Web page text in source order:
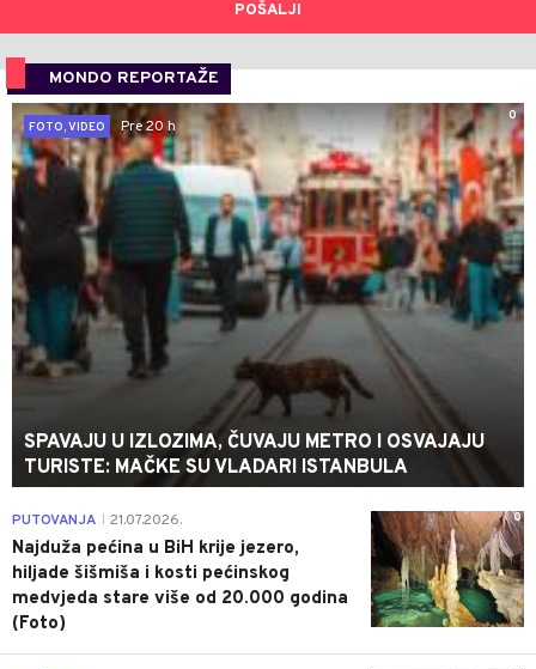
POŠALJI
MONDO REPORTAŽE
0
FOTO, VIDEO
Pre 20 h
SPAVAJU U IZLOZIMA, ČUVAJU METRO I OSVAJAJU
TURISTE: MAČKE SU VLADARI ISTANBULA
0
PUTOVANJA 21.07.2026.
Najduža pećina u BiH krije jezero,
hiljade šišmiša i kosti pećinskog
medvjeda stare više od 20.000 godina
(Foto)